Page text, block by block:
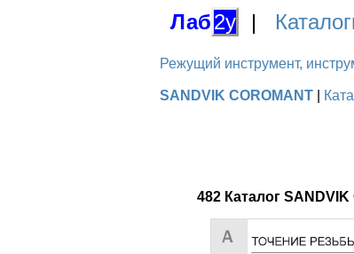
Лаб2у |
Режущий инструмент,
SANDVIK COROMANT
482 Каталог